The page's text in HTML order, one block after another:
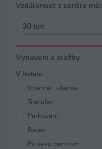
Vzdálenost z centra
Vybavení a služby
V hotelu
Internet zdarma
Transfer
Parkování
Bazén
Fitness centrum